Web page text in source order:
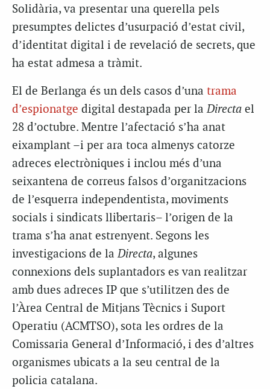
Solidària, va presentar una querella pels
presumptes delictes d’usurpació d’estat civil,
d’identitat digital i de revelació de secrets, que
ha estat admesa a tràmit.
El de Berlanga és un dels casos d’una trama
d’espionatge digital destapada per laDirecta el
28 d’octubre. Mentre l’afectació s’ha anat
eixamplant –i per ara toca almenys catorze
adreces electròniques i inclou més d’una
seixantena de correus falsos d’organitzacions
de l’esquerra independentista, moviments
socials i sindicats llibertaris– l’origen de la
trama s’ha anat estrenyent. Segons les
investigacions de laDirecta, algunes
connexions dels suplantadors es van realitzar
amb dues adreces IP que s’utilitzen des de
l’Àrea Central de Mitjans Tècnics i Suport
Operatiu (ACMTSO), sota les ordres de la
Comissaria General d’Informació, i des d’altres
organismes ubicats a la seu central de la
policia catalana.